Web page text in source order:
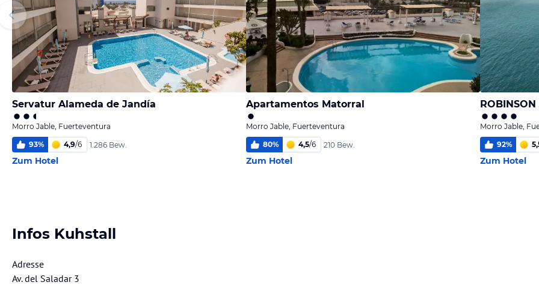
Servatur Alameda de Jandía
Morro Jable, Fuerteventura
93% 4,9/6 1.286 Bew.
Zum Hotel
Apartamentos Matorral
Morro Jable, Fuerteventura
80% 4,5/6 210 Bew.
Zum Hotel
Morro Jable,
92%
Zum Hotel
Infos Kuhstall
Adresse
Av. del Saladar 3